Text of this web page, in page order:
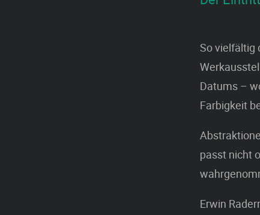
So vielfältig
Datums –
Farbigkeit
passt nicht
Erwin